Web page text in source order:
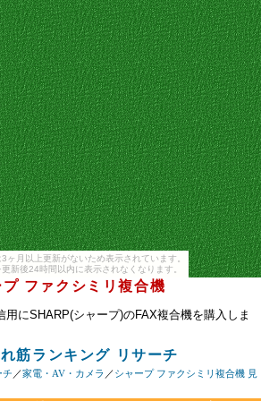
ヶ月以上更新がないため表示されています。
新後24時間以内に表示されなくなります。
プ ファクシミリ複合機
用にSHARP(シャープ)のFAX複合機を購入しま
筋ランキング リサーチ
チ ／家電・AV・カメラ ／シャープ ファクシミリ複合機 見